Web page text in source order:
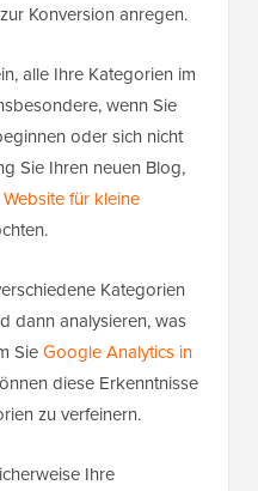
Konversion anregen.
alle Ihre Kategorien im
wenn Sie
oder sich nicht
Sie Ihren neuen Blog,
Website für kleine
Kategorien
dann analysieren, was
SieGoogle Analytics in
diese Erkenntnisse
zu verfeinern.
Ihre